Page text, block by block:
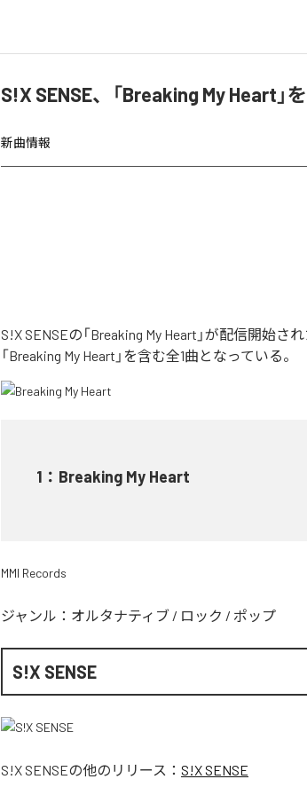
S!X SENSE、「Breaking My Heart」
新曲情報
S!X SENSEの「Breaking My Heart」が配信開始
「Breaking My Heart」を含む全1曲となっている。
1 ： Breaking My Heart
MMI Records
ジャンル： オルタナティブ / ロック / ポップ
S!X SENSE
S!X SENSEの他のリリース： S!X SENSE